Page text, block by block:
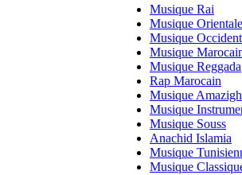
Musique Rai
Musique Orientale
Musique
Musique
Musique Reggada
Rap Marocain
Musique
Musique
Musique Souss
Anachid Islamia
Musique
Musique